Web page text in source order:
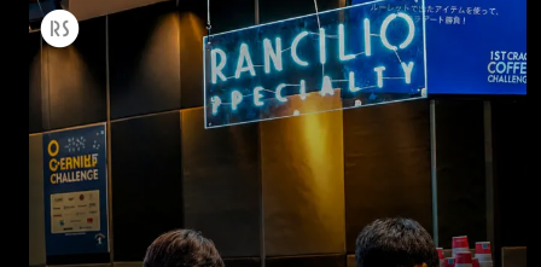
Alle
Produkte
Nachrichten
Herunterladen
Mehr